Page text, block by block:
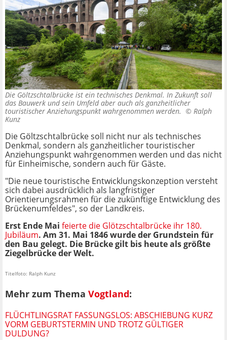
Die Göltzschtalbrücke ist ein technisches Denkmal. In Zukunft soll
das Bauwerk und sein Umfeld aber auch als ganzheitlicher
touristischer Anziehungspunkt wahrgenommen werden. © Ralph
Kunz
Die Göltzschtalbrücke soll nicht nur als technisches
Denkmal, sondern als ganzheitlicher touristischer
Anziehungspunkt wahrgenommen werden und das nicht
für Einheimische, sondern auch für Gäste.
"Die neue touristische Entwicklungskonzeption versteht
sich dabei ausdrücklich als langfristiger
Orientierungsrahmen für die zukünftige Entwicklung des
Brückenumfeldes", so der Landkreis.
Erst Ende Mai feierte die Glötzschtalbrücke ihr 180.
Jubiläum. Am 31. Mai 1846 wurde der Grundstein für
den Bau gelegt. Die Brücke gilt bis heute als größte
Ziegelbrücke der Welt.
Titelfoto: Ralph Kunz
Mehr zum Thema Vogtland:
FLÜCHTLINGSRAT FASSUNGSLOS: ABSCHIEBUNG KURZ
VORM GEBURTSTERMIN UND TROTZ GÜLTIGER
DULDUNG?